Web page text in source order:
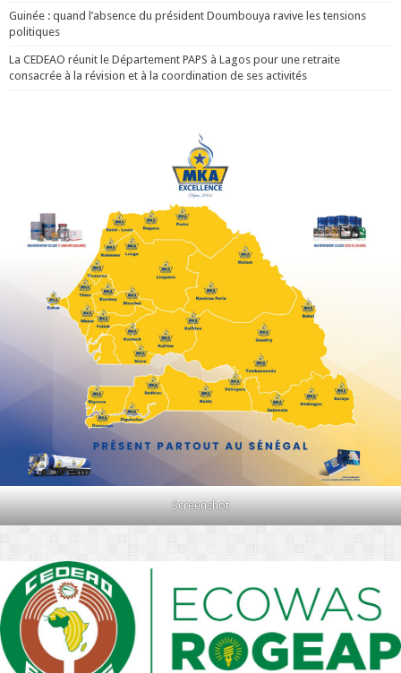
Guinée : quand l’absence du président Doumbouya ravive les tensions
politiques
La CEDEAO réunit le Département PAPS à Lagos pour une retraite
consacrée à la révision et à la coordination de ses activités
Screenshot